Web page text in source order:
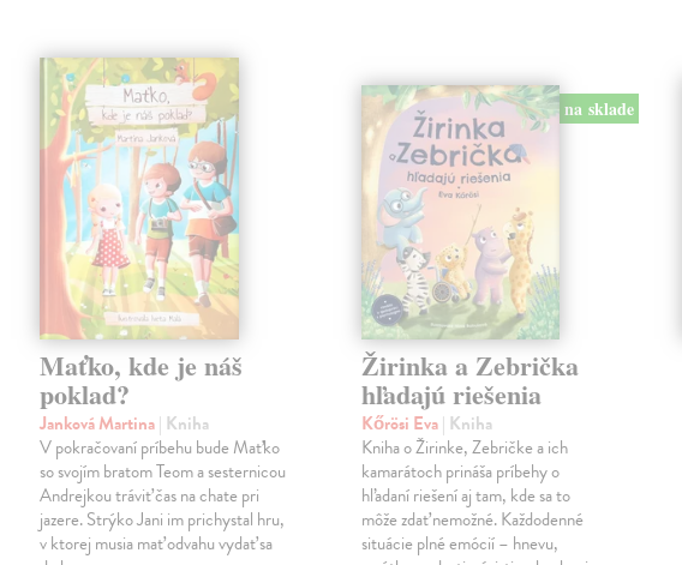
Maťko, kde je náš
poklad?
Janková Martina| Kniha
V pokračovaní príbehu bude Maťko
so svojím bratom Teom a sesternicou
Andrejkou tráviť čas na chate pri
jazere. Strýko Jani im prichystal hru,
v ktorej musia mať odvahu vydať sa
na sklade
Žirinka a Zebrička
hľadajú riešenia
Kőrösi Eva| Kniha
Kniha o Žirinke, Zebričke a ich
kamarátoch prináša príbehy o
hľadaní riešení aj tam, kde sa to
môže zdať nemožné. Každodenné
situácie plné emócií – hnevu,